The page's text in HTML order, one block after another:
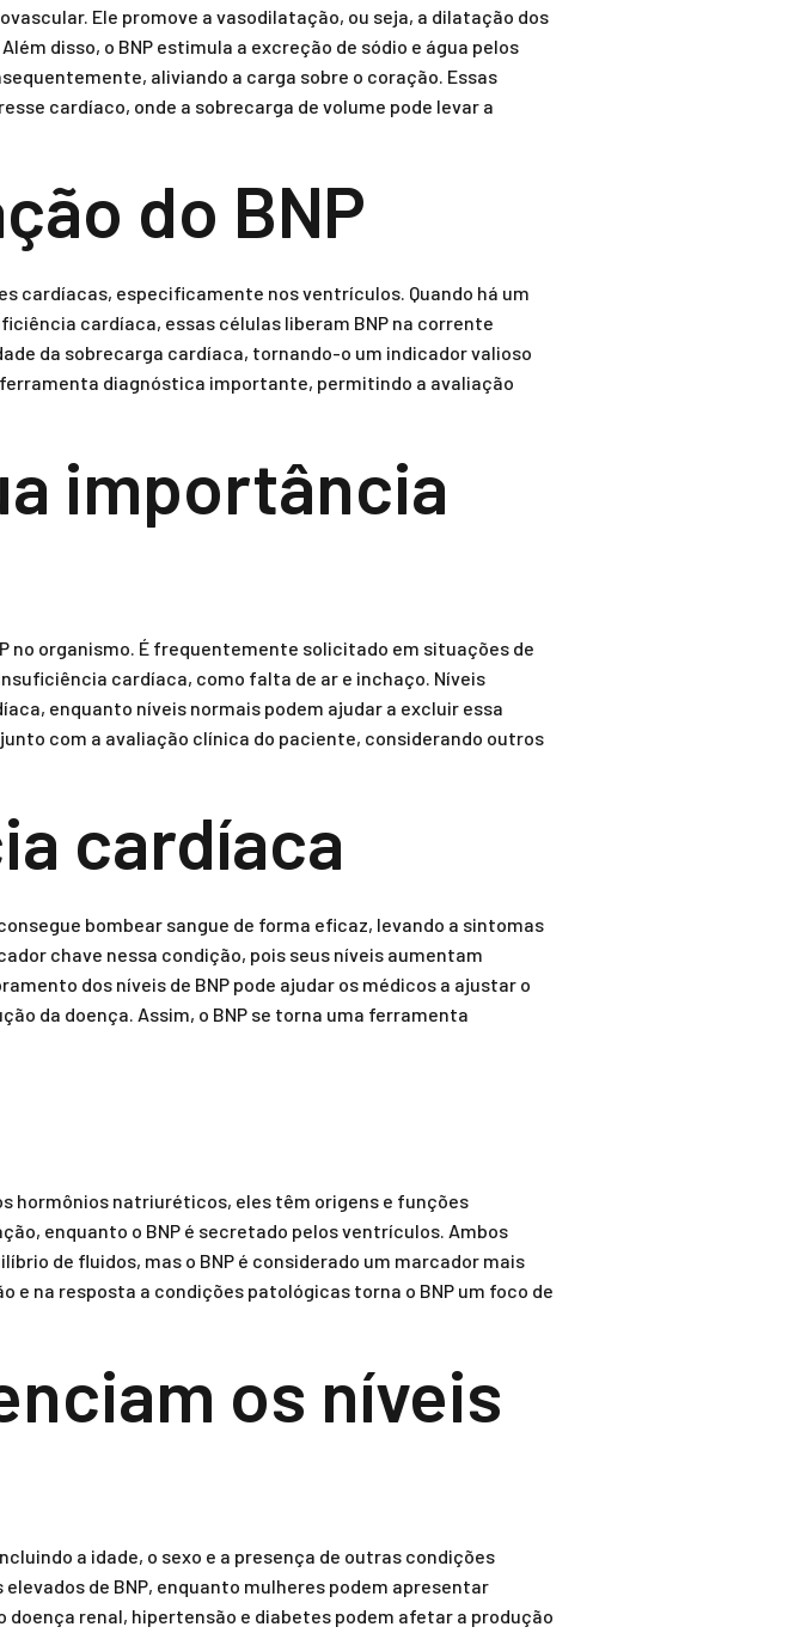
Ele promove a vasodilatação, ou seja, a dilatação dos
disso, o BNP estimula a excreção de sódio e água pelos
aliviando a carga sobre o coração. Essas
cardíaco, onde a sobrecarga de volume pode levar a
do BNP
cardíacas, especificamente nos ventrículos. Quando há um
cardíaca, essas células liberam BNP na corrente
da sobrecarga cardíaca, tornando-o um indicador valioso
diagnóstica importante, permitindo a avaliação
importância
no organismo. É frequentemente solicitado em situações de
cardíaca, como falta de ar e inchaço. Níveis
enquanto níveis normais podem ajudar a excluir essa
com a avaliação clínica do paciente, considerando outros
cardíaca
bombear sangue de forma eficaz, levando a sintomas
chave nessa condição, pois seus níveis aumentam
dos níveis de BNP pode ajudar os médicos a ajustar o
da doença. Assim, o BNP se torna uma ferramenta
hormônios natriuréticos, eles têm origens e funções
enquanto o BNP é secretado pelos ventrículos. Ambos
de fluidos, mas o BNP é considerado um marcador mais
na resposta a condições patológicas torna o BNP um foco de
os níveis
a idade, o sexo e a presença de outras condições
de BNP, enquanto mulheres podem apresentar
renal, hipertensão e diabetes podem afetar a produção